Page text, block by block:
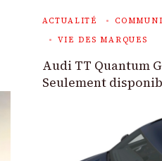
ACTUALITÉ
VIE DES MARQUES
Audi TT Quantum
Seulement